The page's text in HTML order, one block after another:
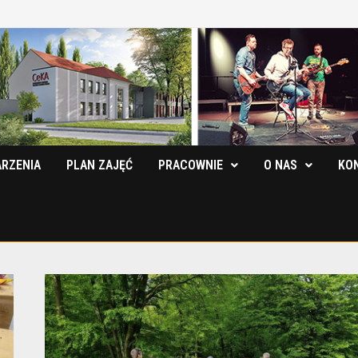
PLAN ZAJĘĆ PRACOWNIE O NAS